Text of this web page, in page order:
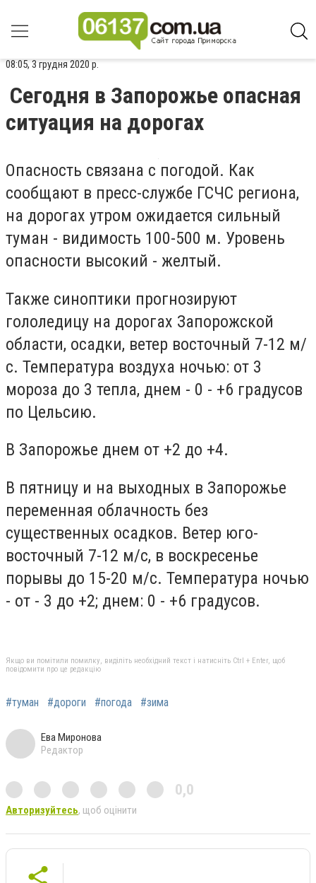
08:05, 3 грудня 2020 р.
Сегодня в Запорожье опасная
ситуация на дорогах
Опасность связана с погодой. Как
сообщают в пресс-службе ГСЧС региона,
на дорогах утром ожидается сильный
туман - видимость 100-500 м. Уровень
опасности высокий - желтый.
Также синоптики прогнозируют
гололедицу на дорогах Запорожской
области, осадки, ветер восточный 7-12 м/
с. Температура воздуха ночью: от 3
мороза до 3 тепла, днем - 0 - +6 градусов
по Цельсию.
В Запорожье днем от +2 до +4.
В пятницу и на выходных в Запорожье
переменная облачность без
существенных осадков. Ветер юго-
восточный 7-12 м/с, в воскресенье
порывы до 15-20 м/с. Температура ночью
- от - 3 до +2; днем: 0 - +6 градусов.
Якщо ви помітили помилку, виділіть необхідний текст і натисніть Ctrl + Enter, щоб
повідомити про це редакцію
#туман #дороги #погода #зима
Ева Миронова
Редактор
0,0
Авторизуйтесь, щоб оцінити